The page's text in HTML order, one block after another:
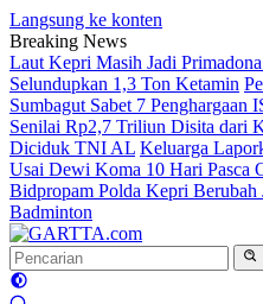
Langsung ke konten
Breaking News
Laut Kepri Masih Jadi
Selundupkan 1,3 Ton Ketamin
Sumbagut Sabet 7 Penghargaan
Senilai Rp2,7 Triliun Disita dari
Diciduk TNI AL Keluarga
Usai Dewi Koma 10 Hari Pasca
Bidpropam Polda Kepri Berubah
Badminton